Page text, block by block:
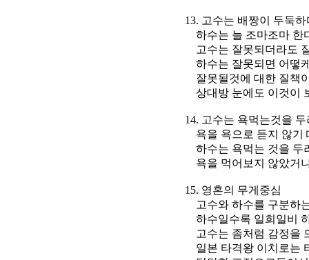
13. 고수는 배짱이 두둑하
하수는 늘 조마조마 한
고수는 잘못되더라도 잘
하수는 잘못되면 어떻케
잘못될것에 대한 질책이
상대방 눈에도 이것이
14. 고수는 욕먹는것을 두
욕을 욕으로 듣지 않기
하수는 욕먹는 것을 두
욕을 먹어보지 않았거나
15. 영혼의 무게중심
고수와 하수를 구분하는
하수일수록 일희일비 하
고수는 좀처럼 감정을 드
일본 타격왕 이치로는 타